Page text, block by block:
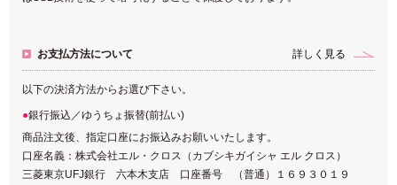
お支払方法について 詳しく見る
以下の決済方法からお選び下さい。
銀行振込／ゆうちょ振替(前払い)
商品注文後、指定口座にお振込みお願いいたします。
口座名義：株式会社エル・クロス（カブシキガイシャ エル クロス）
三菱東京UFJ銀行 六本木支店 口座番号 （普通）１６９３０１９